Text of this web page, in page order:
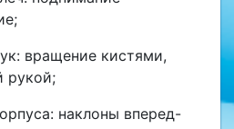
вращение кистями,
рукой;
наклоны вперед-